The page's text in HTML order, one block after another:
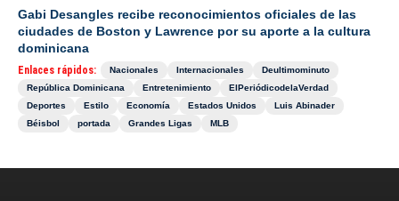
Gabi Desangles recibe reconocimientos oficiales de las
ciudades de Boston y Lawrence por su aporte a la cultura
dominicana
Enlaces rápidos: Nacionales Internacionales
Deultimominuto
República Dominicana
Entretenimiento
ElPeriódicodelaVerdad
Deportes
Estilo Economía Estados Unidos
Luis Abinader
Béisbol
portada Grandes Ligas MLB